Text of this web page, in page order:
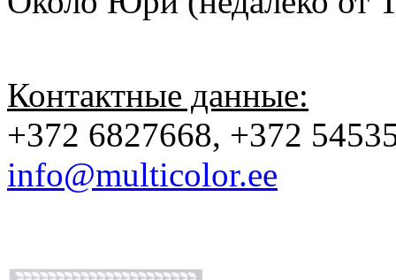
Контактные данные:
+372 6827668, +372
info@multicolor.ee